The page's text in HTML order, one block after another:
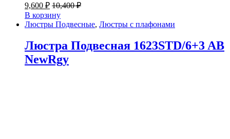
9,600 ₽ 10,400₽
В корзину
Люстры Подвесные, Люстры с плафонами
Люстра Подвесная 1623STD/6+3 AB
NewRgy